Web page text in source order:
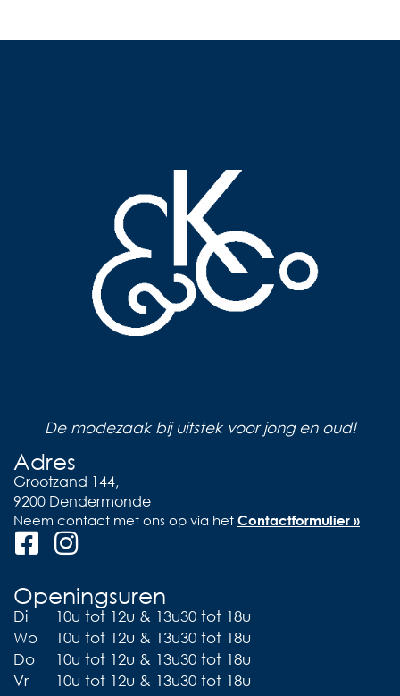
De modezaak bij uitstek voor jong en oud!
Adres
Grootzand 144,
9200 Dendermonde
Neem contact met ons op via het Contactformulier »
Openingsuren
Di
10u tot 12u & 13u30 tot 18u
Wo
10u tot 12u & 13u30 tot 18u
Do
10u tot 12u & 13u30 tot 18u
Vr
10u tot 12u & 13u30 tot 18u